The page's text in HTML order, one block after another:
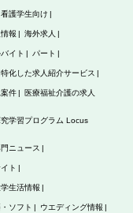
看護学生向け
報 海外求人
イト パート
化した求人紹介サービス
件 医療福祉介護の求人
学習プログラム Locus
ニュース
ト
生活情報
ソフト ウエディング情報